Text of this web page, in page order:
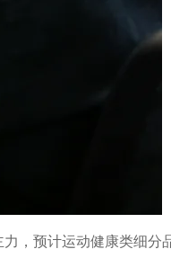
，预计运动健康类细分